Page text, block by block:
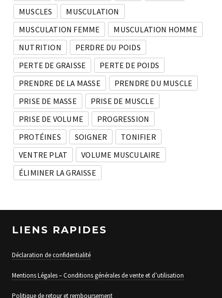
MUSCLES
MUSCULATION
MUSCULATION FEMME
MUSCULATION HOMME
NUTRITION
PERDRE DU POIDS
PERTE DE GRAISSE
PERTE DE POIDS
PRENDRE DE LA MASSE
PRENDRE DU MUSCLE
PRISE DE MASSE
PRISE DE MUSCLE
PRISE DE VOLUME
PROGRESSION
PROTÉINES
SOIGNER
TONIFIER
VENTRE PLAT
VOLUME MUSCULAIRE
ÉLIMINER LA GRAISSE
LIENS RAPIDES
Déclaration de confidentialité
Mentions Légales – Conditions générales de vente et d’utilisation
Politique de retour et remboursement